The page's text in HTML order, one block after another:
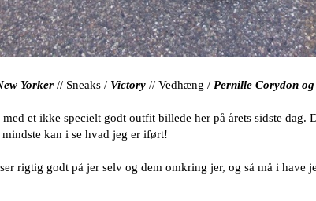
Yorker // Sneaks / Victory // Vedhæng / Pernille Corydon
et ikke specielt godt outfit billede her på årets sidste
kan i se hvad jeg er iført!
rigtig godt på jer selv og dem omkring jer, og så må i have